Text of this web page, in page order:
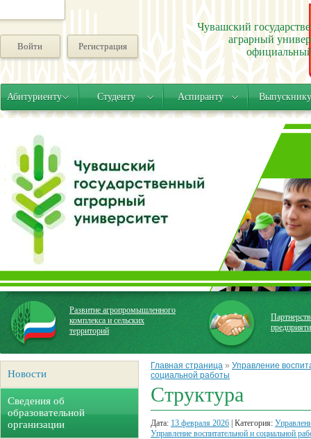
Войти Регистрация
Чувашский
аграрный
Абитуриенту Студенту Аспиранту
Развитие агропромышленного
комплекса и сельских
территорий
Новости
Сведения об
образовательной
организации
Главная страница » Управление
социальной работы
Структура
Дата: 13 февраля 2026 | Категория:
Управление воспитательной и социальной